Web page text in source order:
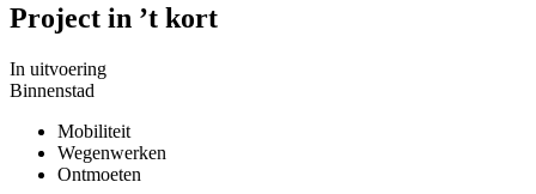
Project in ’t kort
In uitvoering
Binnenstad
Mobiliteit
Wegenwerken
Ontmoeten